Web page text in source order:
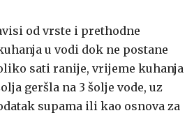
od vrste i prethodne
u vodi dok ne postane
sati ranije, vrijeme kuhanja
geršla na 3 šolje vode, uz
supama ili kao osnova za